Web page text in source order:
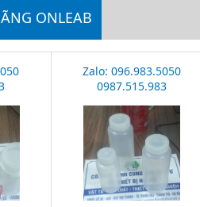
ONLEAB
Zalo: 096.983.5050
0987.515.983